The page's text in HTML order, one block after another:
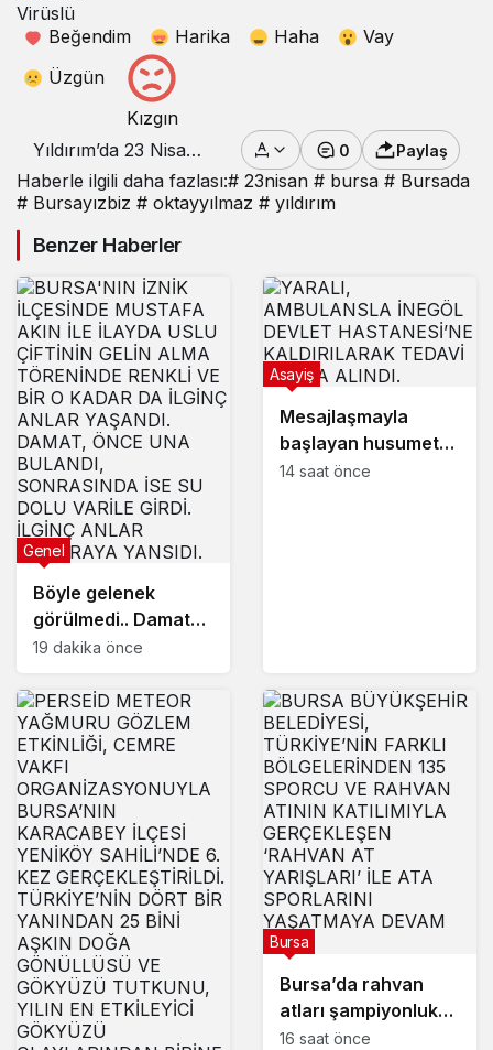
Virüslü
Beğendim
Harika Haha
Vay
Üzgün
Kızgın
Yıldırım’da 23 Nisan
Coşkuyla Kutlandı
0 Paylaş
Haberle ilgili daha fazlası:# 23nisan # bursa # Bursada
# Bursayızbiz # oktayyılmaz # yıldırım
Benzer Haberler
Böyle gelenek
görülmedi.. Damat
su tankına atıldı
Genel
19 dakika önce
Mesajlaşmayla
başlayan husumet
kanlı bitti
Asayiş
14 saat önce
Bursa’da rahvan
atları şampiyonluk
için koştu
Bursa
16 saat önce